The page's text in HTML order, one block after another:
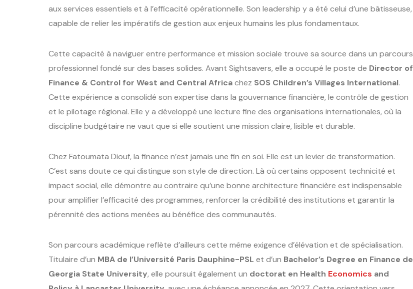
aux services essentiels et à l’efficacité opérationnelle. Son leadership y a été celui d’une bâtisseuse,
capable de relier les impératifs de gestion aux enjeux humains les plus fondamentaux.
Cette capacité à naviguer entre performance et mission sociale trouve sa source dans un parcours
professionnel fondé sur des bases solides. Avant Sightsavers, elle a occupé le poste de Director of
Finance & Control for West and Central Africachez SOS Children’s Villages International.
Cette expérience a consolidé son expertise dans la gouvernance financière, le contrôle de gestion
et le pilotage régional. Elle y a développé une lecture fine des organisations internationales, où la
discipline budgétaire ne vaut que si elle soutient une mission claire, lisible et durable.
Chez Fatoumata Diouf, la finance n’est jamais une fin en soi. Elle est un levier de transformation.
C’est sans doute ce qui distingue son style de direction. Là où certains opposent technicité et
impact social, elle démontre au contraire qu’une bonne architecture financière est indispensable
pour amplifier l’efficacité des programmes, renforcer la crédibilité des institutions et garantir la
pérennité des actions menées au bénéfice des communautés.
Son parcours académique reflète d’ailleurs cette même exigence d’élévation et de spécialisation.
Titulaire d’un MBA de l’Université Paris Dauphine-PSL et d’un Bachelor’s Degree en Finance de
Georgia State University, elle poursuit également un doctorat en Health Economics and